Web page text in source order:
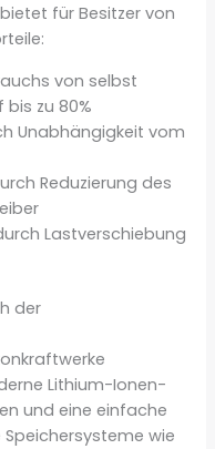
für Besitzer von
von selbst
zu 80%
Unabhängigkeit vom
Reduzierung des
Lastverschiebung
der
Lithium-Ionen-
und eine einfache
wie